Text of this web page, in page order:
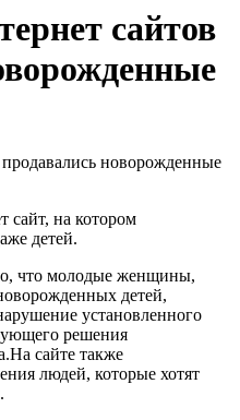
сайтов
сайт, на котором
детей.
что молодые женщины,
детей,
установленного
решения
На сайте также
людей, которые хотят